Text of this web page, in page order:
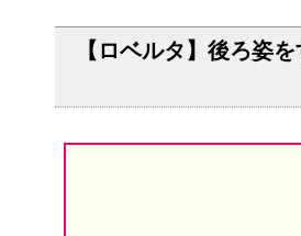
【ロベルタ】後ろ姿